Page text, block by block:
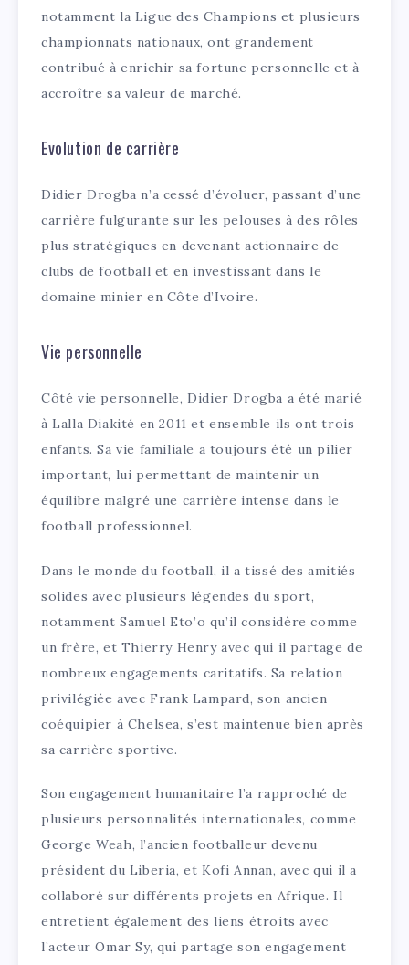
notamment la Ligue des Champions et plusieurs
championnats nationaux, ont grandement
contribué à enrichir sa fortune personnelle et à
accroître sa valeur de marché.
Evolution de carrière
Didier Drogba n’a cessé d’évoluer, passant d’une
carrière fulgurante sur les pelouses à des rôles
plus stratégiques en devenant actionnaire de
clubs de football et en investissant dans le
domaine minier en Côte d’Ivoire.
Vie personnelle
Côté vie personnelle, Didier Drogba a été marié
à Lalla Diakité en 2011 et ensemble ils ont trois
enfants. Sa vie familiale a toujours été un pilier
important, lui permettant de maintenir un
équilibre malgré une carrière intense dans le
football professionnel.
Dans le monde du football, il a tissé des amitiés
solides avec plusieurs légendes du sport,
notamment Samuel Eto’o qu’il considère comme
un frère, et Thierry Henry avec qui il partage de
nombreux engagements caritatifs. Sa relation
privilégiée avec Frank Lampard, son ancien
coéquipier à Chelsea, s’est maintenue bien après
sa carrière sportive.
Son engagement humanitaire l’a rapproché de
plusieurs personnalités internationales, comme
George Weah, l’ancien footballeur devenu
président du Liberia, et Kofi Annan, avec qui il a
collaboré sur différents projets en Afrique. Il
entretient également des liens étroits avec
l’acteur Omar Sy, qui partage son engagement